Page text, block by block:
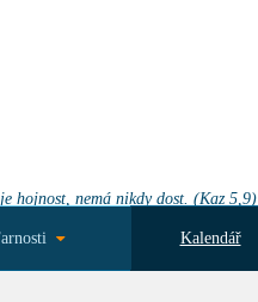
hojnost, nemá nikdy dost. (Kaz 5,9)
Kalendář